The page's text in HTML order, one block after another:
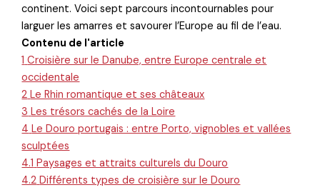
continent. Voici sept parcours incontournables pour
larguer les amarres et savourer l’Europe au fil de l’eau.
Contenu de l'article
1 Croisière sur le Danube, entre Europe centrale et
occidentale
2 Le Rhin romantique et ses châteaux
3 Les trésors cachés de la Loire
4 Le Douro portugais : entre Porto, vignobles et vallées
sculptées
4.1 Paysages et attraits culturels du Douro
4.2 Différents types de croisière sur le Douro